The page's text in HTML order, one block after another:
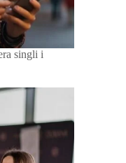
singli i